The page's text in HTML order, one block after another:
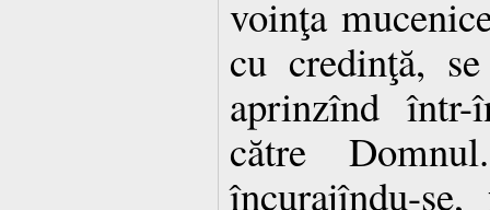
voinţa
cu credinţă,
aprinzînd într-
către
încurajîndu-